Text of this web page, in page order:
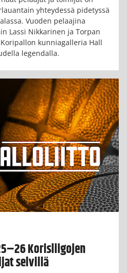
yhteydessä pidetyssä
Vuoden pelaajina
Lassi Nikkarinen ja Torpan
kunniagalleria Hall
legendalla.
Korisliigojen
selvillä